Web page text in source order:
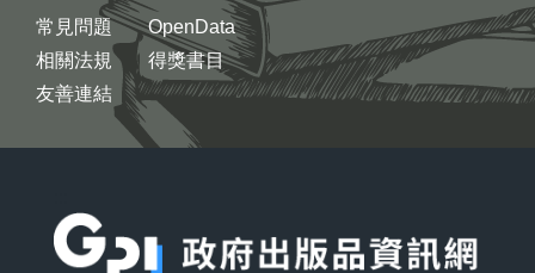
常見問題
相關法規
友善連結
OpenData
得獎書目